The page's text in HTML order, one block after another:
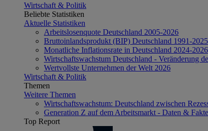
Wirtschaft & Politik
Beliebte Statistiken
Aktuelle Statistiken
Arbeitslosenquote Deutschland 2005-2026
Bruttoinlandsprodukt (BIP) Deutschland 1991-2025
Monatliche Inflationsrate in Deutschland 2024-2026
Wirtschaftswachstum Deutschland - Veränderung
Wertvollste Unternehmen der Welt 2026
Wirtschaft & Politik
Themen
Weitere Themen
Wirtschaftswachstum: Deutschland zwischen
Generation Z auf dem Arbeitsmarkt - Daten &
Top Report